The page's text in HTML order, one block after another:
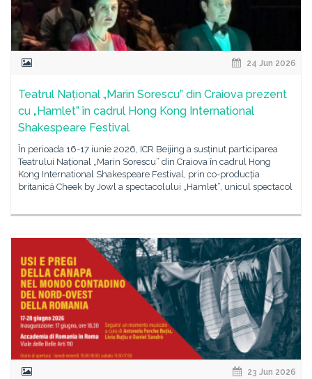
24 Jun 2026
Teatrul Național „Marin Sorescu” din Craiova prezent
cu „Hamlet” în cadrul Hong Kong International
Shakespeare Festival
În perioada 16-17 iunie 2026, ICR Beijing a susținut participarea
Teatrului Național „Marin Sorescu” din Craiova în cadrul Hong
Kong International Shakespeare Festival, prin co-producția
britanică Cheek by Jowl a spectacolului „Hamlet”, unicul spectacol
23 Jun 2026